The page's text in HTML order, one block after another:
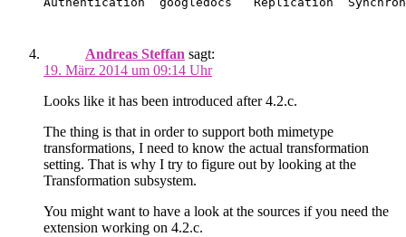
Andreas Steffan sagt:
19. März 2014 um 09:14 Uhr
Looks like it has been introduced after 4.2.c.
The thing is that in order to support both mimetype
transformations, I need to know the actual transformation
setting. That is why I try to figure out by looking at the
Transformation subsystem.
You might want to have a look at the sources if you need the
extension working on 4.2.c.